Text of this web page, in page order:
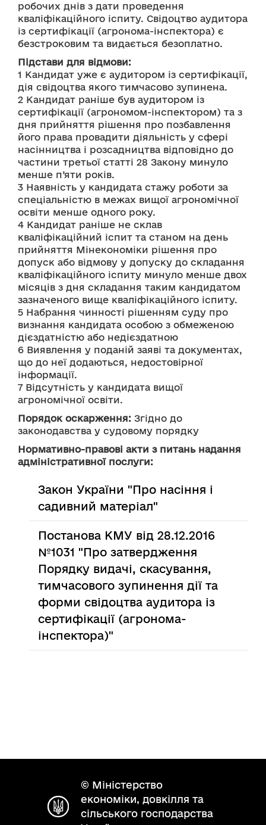
робочих днів з дати проведення
кваліфікаційного іспиту. Свідоцтво аудитора
із сертифікації (агронома-інспектора) є
безстроковим та видається безоплатно.
Підстави для відмови:
1 Кандидат уже є аудитором із сертифікації,
дія свідоцтва якого тимчасово зупинена.
2 Кандидат раніше був аудитором із
сертифікації (агрономом-інспектором) та з
дня прийняття рішення про позбавлення
його права провадити діяльність у сфері
насінництва і розсадництва відповідно до
частини третьої статті 28 Закону минуло
менше п’яти років.
3 Наявність у кандидата стажу роботи за
спеціальністю в межах вищої агрономічної
освіти менше одного року.
4 Кандидат раніше не склав
кваліфікаційний іспит та станом на день
прийняття Мінекономіки рішення про
допуск або відмову у допуску до складання
кваліфікаційного іспиту минуло менше двох
місяців з дня складання таким кандидатом
зазначеного вище кваліфікаційного іспиту.
5 Набрання чинності рішенням суду про
визнання кандидата особою з обмеженою
дієздатністю або недієздатною
6 Виявлення у поданій заяві та документах,
що до неї додаються, недостовірної
інформації.
7 Відсутність у кандидата вищої
агрономічної освіти.
Порядок оскарження: Згідно до
законодавства у судовому порядку
Нормативно-правові акти з питань надання
адміністративної послуги:
Закон України "Про насіння і
садивний матеріал"
Постанова КМУ від 28.12.2016
№1031 "Про затвердження
Порядку видачі, скасування,
тимчасового зупинення дії та
форми свідоцтва аудитора із
сертифікації (агронома-
інспектора)"
© Міністерство
економіки, довкілля та
сільського господарства